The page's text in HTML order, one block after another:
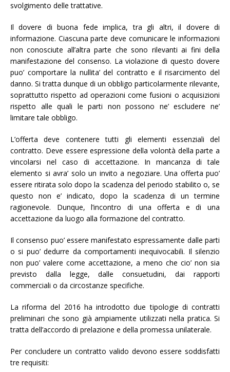
svolgimento delle trattative.
Il dovere di buona fede implica, tra gli altri, il dovere di
informazione. Ciascuna parte deve comunicare le informazioni
non conosciute all’altra parte che sono rilevanti ai fini della
manifestazione del consenso. La violazione di questo dovere
puo’ comportare la nullita’ del contratto e il risarcimento del
danno. Si tratta dunque di un obbligo particolarmente rilevante,
soprattutto rispetto ad operazioni come fusioni o acquisizioni
rispetto alle quali le parti non possono ne’ escludere ne’
limitare tale obbligo.
L’offerta deve contenere tutti gli elementi essenziali del
contratto. Deve essere espressione della volontà della parte a
vincolarsi nel caso di accettazione. In mancanza di tale
elemento si avra’ solo un invito a negoziare. Una offerta puo’
essere ritirata solo dopo la scadenza del periodo stabilito o, se
questo non e’ indicato, dopo la scadenza di un termine
ragionevole. Dunque, l’incontro di una offerta e di una
accettazione da luogo alla formazione del contratto.
Il consenso puo’ essere manifestato espressamente dalle parti
o si puo’ dedurre da comportamenti inequivocabili. Il silenzio
non puo’ valere come accettazione, a meno che cio’ non sia
previsto dalla legge, dalle consuetudini, dai rapporti
commerciali o da circostanze specifiche.
La riforma del 2016 ha introdotto due tipologie di contratti
preliminari che sono già ampiamente utilizzati nella pratica. Si
tratta dell’accordo di prelazione e della promessa unilaterale.
Per concludere un contratto valido devono essere soddisfatti
tre requisiti: